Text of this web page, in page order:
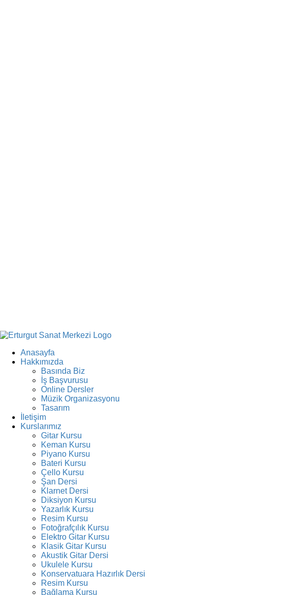
Anasayfa
Hakkımızda
Basında Biz
İş Başvurusu
Online Dersler
Müzik Organizasyonu
Tasarım
İletişim
Kurslarımız
Gitar Kursu
Keman Kursu
Piyano Kursu
Bateri Kursu
Çello Kursu
Şan Dersi
Klarnet Dersi
Diksiyon Kursu
Yazarlık Kursu
Resim Kursu
Fotoğrafçılık Kursu
Elektro Gitar Kursu
Klasik Gitar Kursu
Akustik Gitar Dersi
Ukulele Kursu
Konservatuara Hazırlık Dersi
Resim Kursu
Bağlama Kursu